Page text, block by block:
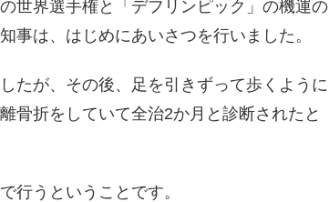
世界選手権と「デフリンピック」の機運の
事は、はじめにあいさつを行いました。
たが、その後、足を引きずって歩くように
骨折をしていて全治2か月と診断されたと
行うということです。